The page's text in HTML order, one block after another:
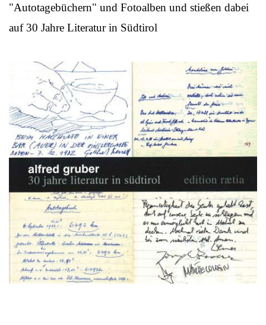
"Autotagebüchern" und Fotoalben und stießen dabei
auf 30 Jahre Literatur in Südtirol